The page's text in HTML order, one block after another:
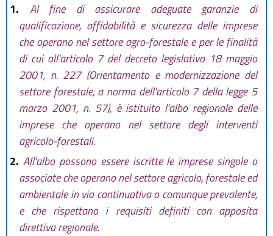
1. Al fine di assicurare adeguate garanzie di
qualificazione, affidabilità e sicurezza delle imprese
che operano nel settore agro-forestale e per le finalità
di cui all'articolo 7 del decreto legislativo 18 maggio
2001, n. 227 (Orientamento e modernizzazione del
settore forestale, a norma dell'articolo 7 della legge 5
marzo 2001, n. 57), è istituito l'albo regionale delle
imprese che operano nel settore degli interventi
agricolo-forestali.
2. All'albo possono essere iscritte le imprese singole o
associate che operano nel settore agricolo, forestale ed
ambientale in via continuativa o comunque prevalente,
e che rispettano i requisiti definiti con apposita
direttiva regionale.